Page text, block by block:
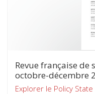
Revue française de
octobre-décembre
Explorer le Policy State